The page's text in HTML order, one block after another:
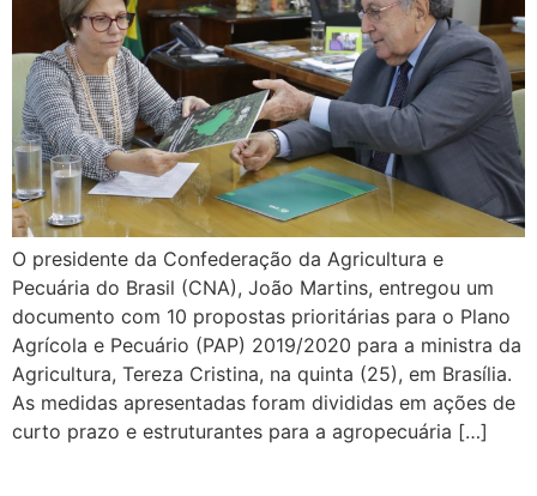
O presidente da Confederação da Agricultura e
Pecuária do Brasil (CNA), João Martins, entregou um
documento com 10 propostas prioritárias para o Plano
Agrícola e Pecuário (PAP) 2019/2020 para a ministra da
Agricultura, Tereza Cristina, na quinta (25), em Brasília.
As medidas apresentadas foram divididas em ações de
curto prazo e estruturantes para a agropecuária […]